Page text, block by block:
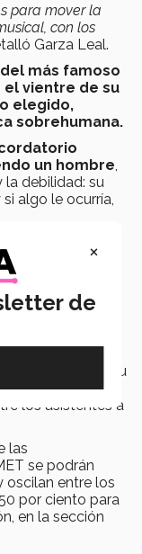
para mover la
con los
Garza Leal.
más famoso
el vientre de su
elegido,
sobrehumana.
un hombre,
la debilidad: su
algo le ocurría,
por el sumo
a ‘Sansón’
de la
el Lobby del
horas, y, a su
de análisis,
los asistentes a
las
se podrán
oscilan entre los
por ciento para
en la sección
×
de